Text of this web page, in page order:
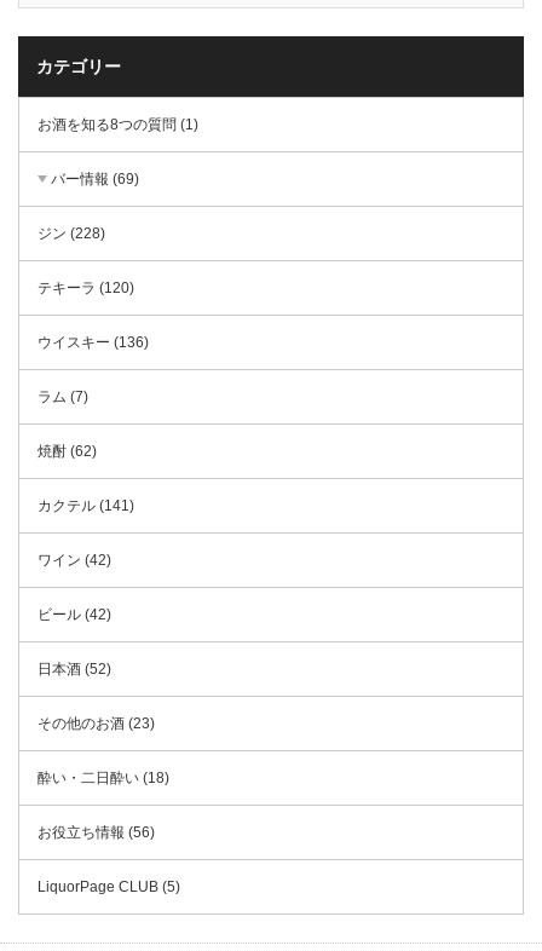
カテゴリー
お酒を知る8つの質問 (1)
バー情報 (69)
ジン (228)
テキーラ (120)
ウイスキー (136)
ラム (7)
焼酎 (62)
カクテル (141)
ワイン (42)
ビール (42)
日本酒 (52)
その他のお酒 (23)
酔い・二日酔い (18)
お役立ち情報 (56)
LiquorPage CLUB (5)